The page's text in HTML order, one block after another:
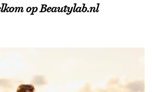
op Beautylab.nl